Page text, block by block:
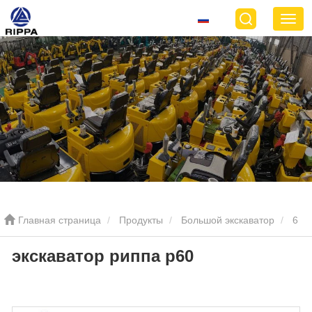
Главная страница Продукты Большой экскаватор 6
тонный большой экскаватор экскаватор риппа р60
экскаватор риппа р60